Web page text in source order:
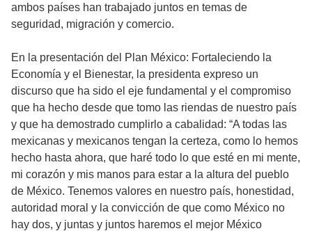
ambos países han trabajado juntos en temas de
seguridad, migración y comercio.
En la presentación del Plan México: Fortaleciendo la
Economía y el Bienestar, la presidenta expreso un
discurso que ha sido el eje fundamental y el compromiso
que ha hecho desde que tomo las riendas de nuestro país
y que ha demostrado cumplirlo a cabalidad: “A todas las
mexicanas y mexicanos tengan la certeza, como lo hemos
hecho hasta ahora, que haré todo lo que esté en mi mente,
mi corazón y mis manos para estar a la altura del pueblo
de México. Tenemos valores en nuestro país, honestidad,
autoridad moral y la convicción de que como México no
hay dos, y juntas y juntos haremos el mejor México